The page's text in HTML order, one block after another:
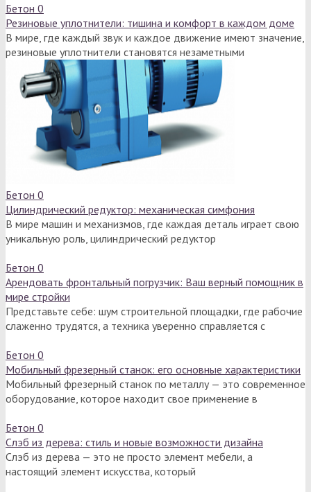
Бетон 0
Резиновые уплотнители: тишина и комфорт в каждом доме
В мире, где каждый звук и каждое движение имеют значение,
резиновые уплотнители становятся незаметными
Бетон 0
Цилиндрический редуктор: механическая симфония
В мире машин и механизмов, где каждая деталь играет свою
уникальную роль, цилиндрический редуктор
Бетон 0
Арендовать фронтальный погрузчик: Ваш верный помощник в
мире стройки
Представьте себе: шум строительной площадки, где рабочие
слаженно трудятся, а техника уверенно справляется с
Бетон 0
Мобильный фрезерный станок: его основные характеристики
Мобильный фрезерный станок по металлу — это современное
оборудование, которое находит свое применение в
Бетон 0
Слэб из дерева: стиль и новые возможности дизайна
Слэб из дерева — это не просто элемент мебели, а
настоящий элемент искусства, который